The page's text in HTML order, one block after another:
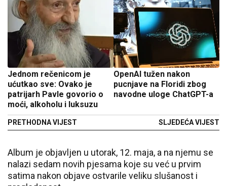
Jednom rečenicom je
ućutkao sve: Ovako je
patrijarh Pavle govorio o
moći, alkoholu i luksuzu
PRETHODNA VIJEST
OpenAI tužen nakon
pucnjave na Floridi zbog
navodne uloge ChatGPT-a
SLJEDEĆA VIJEST
Album je objavljen u utorak, 12. maja, a na njemu se
nalazi sedam novih pjesama koje su već u prvim
satima nakon objave ostvarile veliku slušanost i